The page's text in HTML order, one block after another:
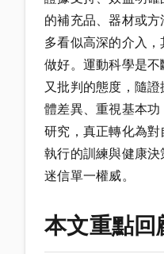
的補充品、器材或
多看似高深的介入
做好。運動科學是
又批判的態度，隨
體差異、重視基本
研究，真正轉化為
執行的訓練與健康
迷信單一權威。
本文重點回